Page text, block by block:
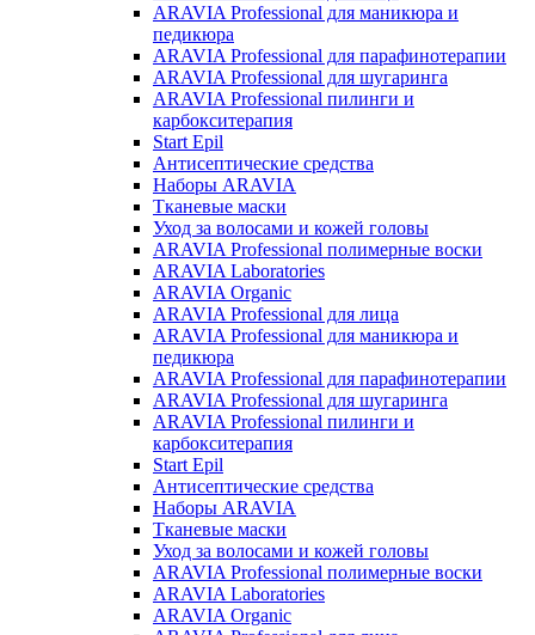
ARAVIA Professional для маникюра и
педикюра
ARAVIA Professional для парафинотерапии
ARAVIA Professional для шугаринга
ARAVIA Professional пилинги и
карбокситерапия
Start Epil
Антисептические средства
Наборы ARAVIA
Тканевые маски
Уход за волосами и кожей головы
ARAVIA Professional полимерные воски
ARAVIA Laboratories
ARAVIA Organic
ARAVIA Professional для лица
ARAVIA Professional для маникюра и
педикюра
ARAVIA Professional для парафинотерапии
ARAVIA Professional для шугаринга
ARAVIA Professional пилинги и
карбокситерапия
Start Epil
Антисептические средства
Наборы ARAVIA
Тканевые маски
Уход за волосами и кожей головы
ARAVIA Professional полимерные воски
ARAVIA Laboratories
ARAVIA Organic